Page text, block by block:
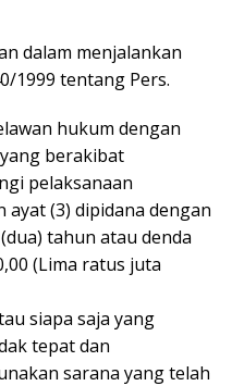
dalam menjalankan
1999 tentang Pers.
hukum dengan
berakibat
pelaksanaan
ayat (3) dipidana dengan
tahun atau denda
(Lima ratus juta
siapa saja yang
tepat dan
sarana yang telah